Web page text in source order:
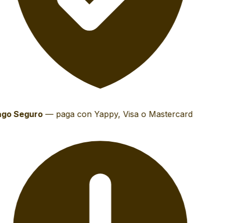
Seguro— paga con Yappy, Visa o Mastercard